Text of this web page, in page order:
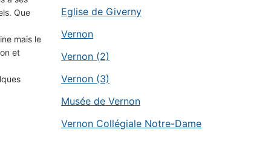
Que
mais le
et
Eglise de Giverny
Vernon
Vernon (2)
Vernon (3)
Musée de Vernon
Vernon Collégiale Notre-Dame